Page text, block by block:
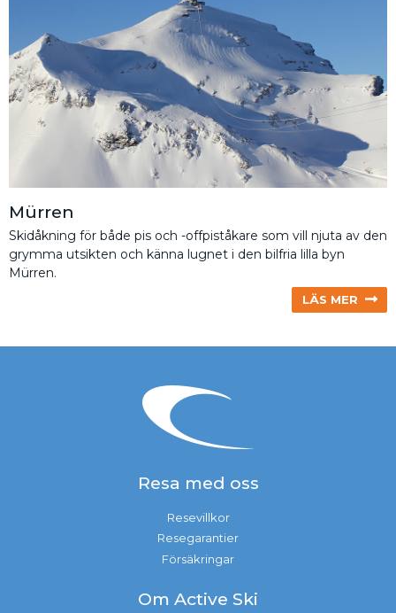
Mürren
Skidåkning för både pis och -offpiståkare som vill njuta av den
grymma utsikten och känna lugnet i den bilfria lilla byn
Mürren.
LÄS MER
Resa med oss
Resevillkor
Resegarantier
Försäkringar
Om Active Ski